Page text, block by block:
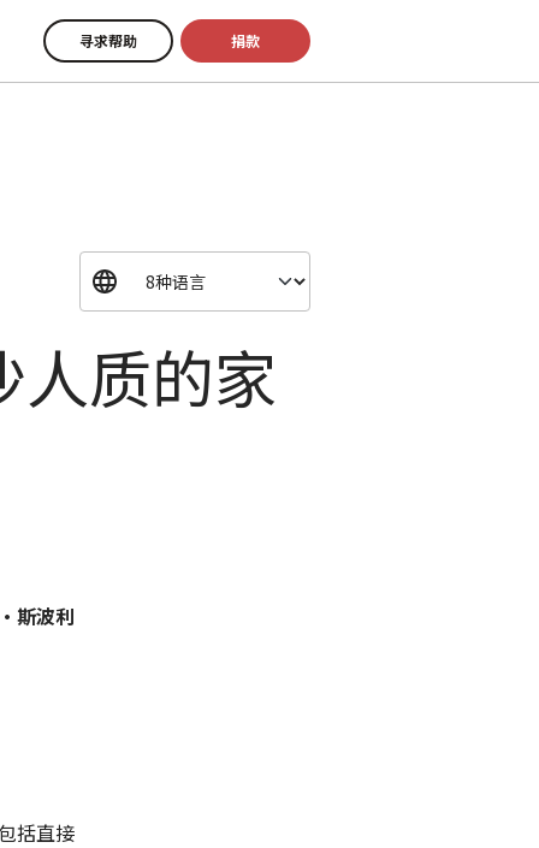
寻求帮助 捐款
人质的家
斯波利
括直接